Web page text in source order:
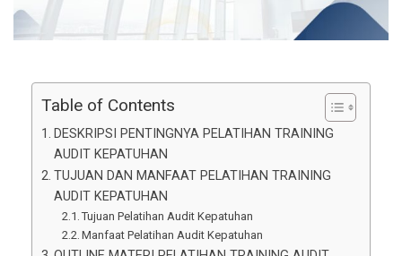
Table of Contents
DESKRIPSI PENTINGNYA PELATIHAN TRAINING
AUDIT KEPATUHAN
TUJUAN DAN MANFAAT PELATIHAN TRAINING
AUDIT KEPATUHAN
Tujuan Pelatihan Audit Kepatuhan
Manfaat Pelatihan Audit Kepatuhan